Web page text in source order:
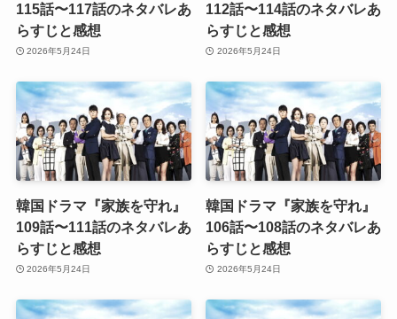
115話〜117話のネタバレあ
らすじと感想
2026年5月24日
112話〜114話のネタバレあ
らすじと感想
2026年5月24日
韓国ドラマ『家族を守れ』
109話〜111話のネタバレあ
らすじと感想
2026年5月24日
韓国ドラマ『家族を守れ』
106話〜108話のネタバレあ
らすじと感想
2026年5月24日